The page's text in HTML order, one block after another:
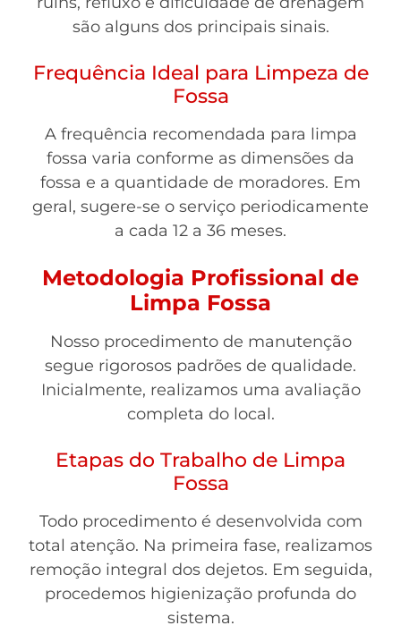
são alguns dos principais sinais.
Frequência Ideal para Limpeza de
Fossa
A frequência recomendada para limpa
fossa varia conforme as dimensões da
fossa e a quantidade de moradores. Em
geral, sugere-se o serviço periodicamente
a cada 12 a 36 meses.
Metodologia Profissional de
Limpa Fossa
Nosso procedimento de manutenção
segue rigorosos padrões de qualidade.
Inicialmente, realizamos uma avaliação
completa do local.
Etapas do Trabalho de Limpa
Fossa
Todo procedimento é desenvolvida com
total atenção. Na primeira fase, realizamos
remoção integral dos dejetos. Em seguida,
procedemos higienização profunda do
sistema.